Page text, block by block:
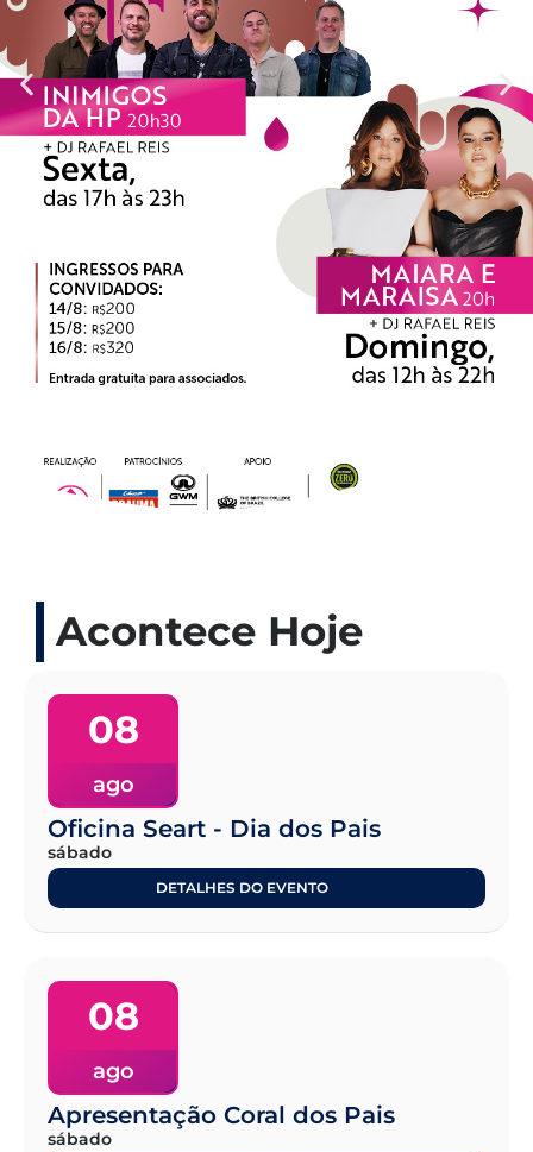
Acontece Hoje
08
ago
Oficina Seart - Dia dos Pais
sábado
DETALHES DO EVENTO
08
ago
Apresentação Coral dos Pais
sábado